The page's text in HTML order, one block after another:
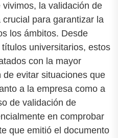
la validación de
para garantizar la
los ámbitos. Desde
universitarios, estos
con la mayor
evitar situaciones que
a la empresa como a
de validación de
en comprobar
que emitió el documento